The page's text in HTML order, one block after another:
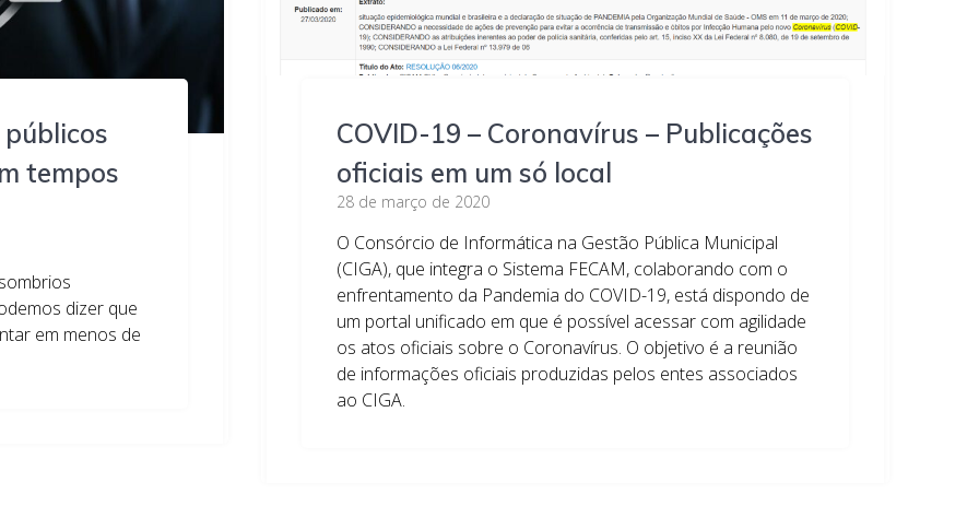
tempos
dizer que
em menos de
COVID-19 – Coronavírus – Publicações
oficiais em um só local
28 de março de 2020
O Consórcio de Informática na Gestão Pública Municipal
(CIGA), que integra o Sistema FECAM, colaborando com o
enfrentamento da Pandemia do COVID-19, está dispondo de
um portal unificado em que é possível acessar com agilidade
os atos oficiais sobre o Coronavírus. O objetivo é a reunião
de informações oficiais produzidas pelos entes associados
ao CIGA.